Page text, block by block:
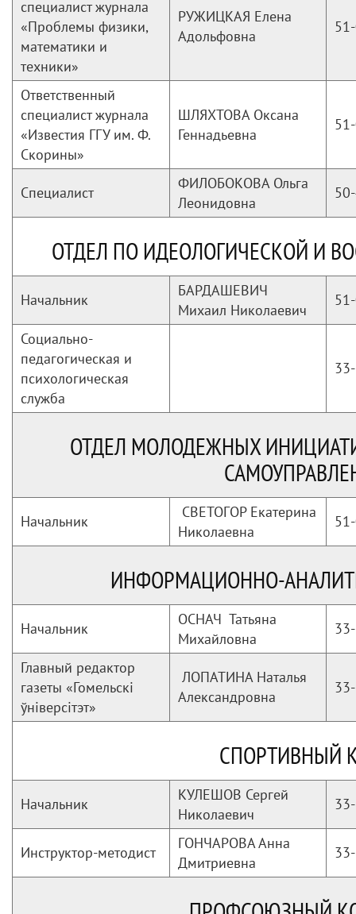
специалист журнала
«Проблемы физики,
математики и
техники»
РУЖИЦКАЯ Елена
Адольфовна
Ответственный
специалист журнала
«Известия ГГУ им. Ф.
Скорины»
ШЛЯХТОВА Оксана
Геннадьевна
Специалист
ФИЛОБОКОВА Ольга
Леонидовна
ОТДЕЛ ПО ИДЕОЛОГИЧЕСКОЙ И
Начальник
БАРДАШЕВИЧ
Михаил Николаевич
Социально-
педагогическая и
психологическая
служба
ОТДЕЛ МОЛОДЕЖНЫХ
Начальник
СВЕТОГОР Екатерина
Николаевна
ИНФОРМАЦИОННО-
Начальник
ОСНАЧ Татьяна
Михайловна
Главный редактор
газеты «Гомельскі
ўніверсітэт»
ЛОПАТИНА Наталья
Александровна
СПОРТИВНЫЙ
Начальник
КУЛЕШОВ Сергей
Николаевич
Инструктор-методист
ГОНЧАРОВА Анна
Дмитриевна